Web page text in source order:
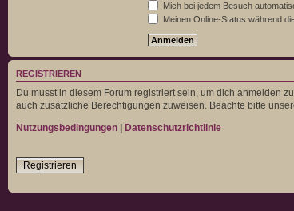
Mich bei jedem Besuch
Meinen Online-Status während
REGISTRIEREN
Du musst in diesem Forum registriert sein, um dich anmelden
auch zusätzliche Berechtigungen zuweisen. Beachte bitte
Nutzungsbedingungen | Datenschutzrichtlinie
Registrieren